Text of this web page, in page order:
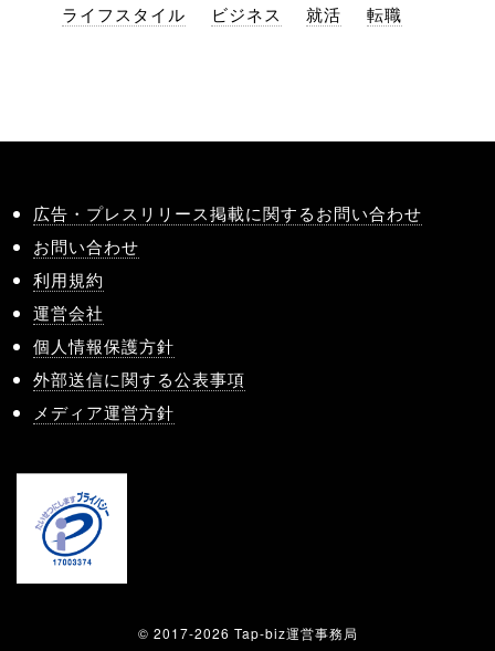
ライフスタイル ビジネス 就活 転職
広告・プレスリリース掲載に関するお問い合わせ
お問い合わせ
利用規約
運営会社
個人情報保護方針
外部送信に関する公表事項
メディア運営方針
© 2017-2026 Tap-biz運営事務局